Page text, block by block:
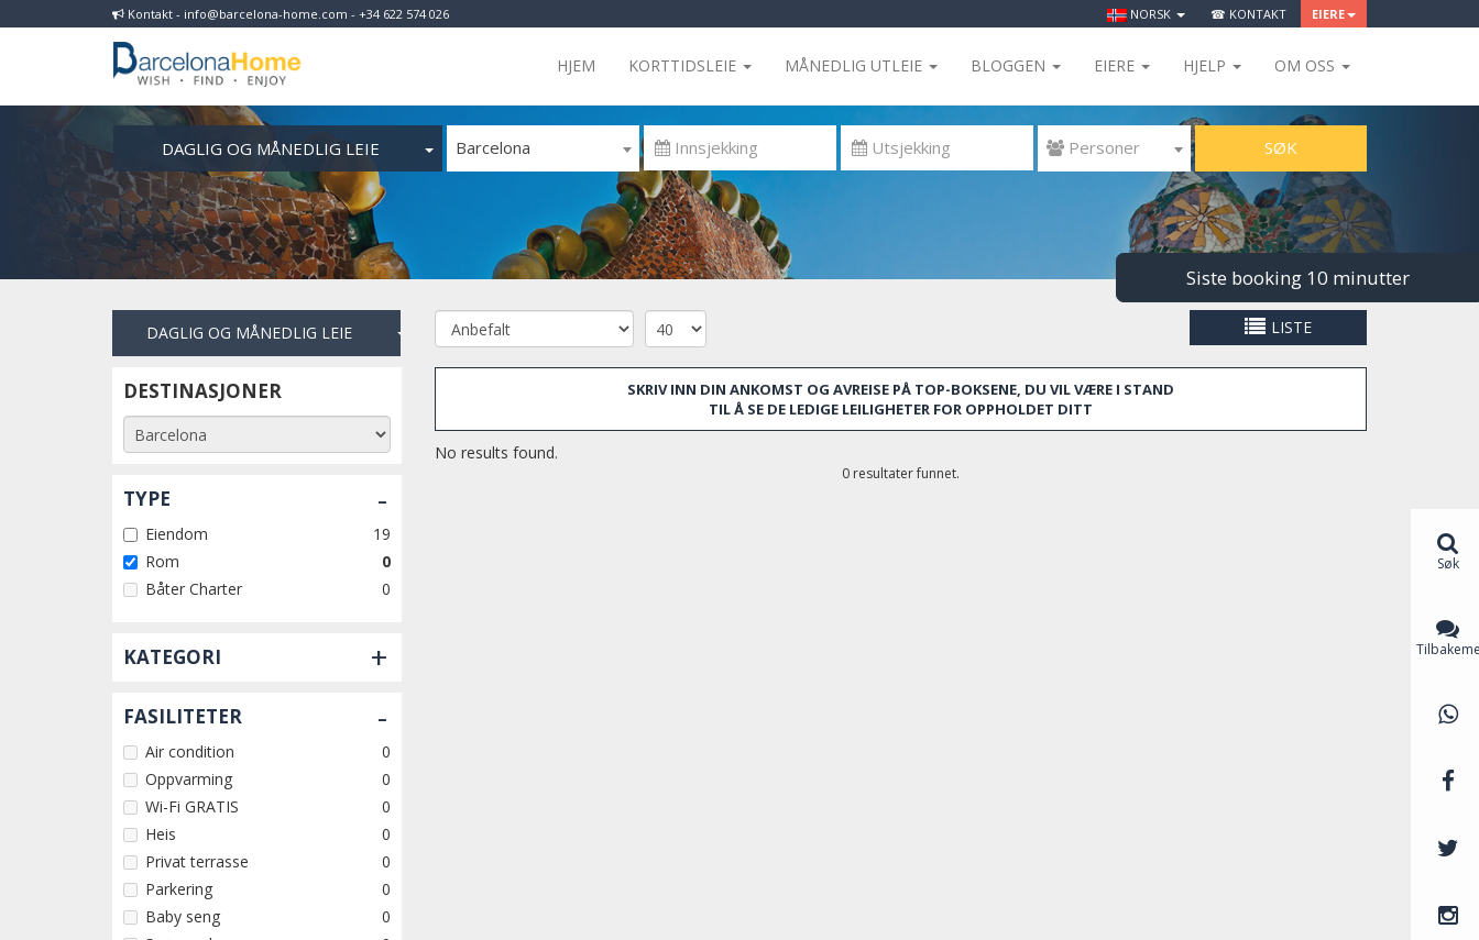
Kontakt - info@barcelona-home.com - +34 622 574 026 NORSK ☎ KONTAKT EIERE
HJEM KORTTIDSLEIE MÅNEDLIG UTLEIE BLOGGEN EIERE HJELP OM OSS
DAGLIG OG MÅNEDLIG LEIE Barcelona  Personer SØK
DAGLIG OG MÅNEDLIG LEIE
DESTINASJONER
TYPE -
Eiendom
19
Rom
0
Båter Charter
0
KATEGORI +
FASILITETER -
Air condition
0
Oppvarming
0
Wi-Fi GRATIS
0
Heis
0
Privat terrasse
0
Parkering
0
Baby seng
0
LISTE
SKRIV INN DIN ANKOMST OG AVREISE PÅ TOP-BOKSENE, DU VIL VÆRE I STAND
TIL Å SE DE LEDIGE LEILIGHETER FOR OPPHOLDET DITT
No results found.
0 resultater funnet.
Siste booking 10 minutter
Søk